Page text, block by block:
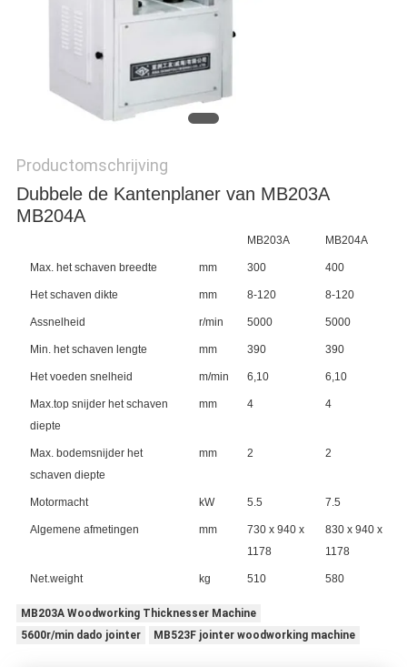
Productomschrijving
Dubbele de Kantenplaner van MB203A
MB204A
MB203A MB204A
Max. het schaven breedte mm 300 400
Het schaven dikte mm 8-120 8-120
Assnelheid r/min 5000 5000
Min. het schaven lengte mm 390 390
Het voeden snelheid m/min 6,10 6,10
Max.top snijder het schaven
diepte
mm 4 4
Max. bodemsnijder het
schaven diepte
mm 2 2
Motormacht kW 5.5 7.5
Algemene afmetingen mm
730 x 940 x
1178
830 x 940 x
1178
Net.weight kg 510 580
MB203A Woodworking Thicknesser Machine
5600r/min dado jointer
MB523F jointer woodworking machine